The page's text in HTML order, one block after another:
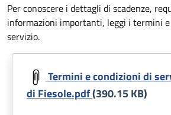
Per conoscere i dettagli di scadenze,
informazioni importanti, leggi i termini
servizio.
Document
Termini e condizioni di
di Fiesole.pdf(390.15 KB)